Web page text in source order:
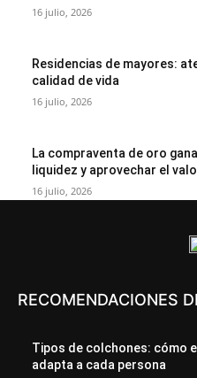
16 julio, 2026
Residencias de mayores:
calidad de vida
16 julio, 2026
La compraventa de oro
liquidez y aprovechar el
16 julio, 2026
RECOMENDACIONES
Tipos de colchones: cómo
adapta a cada persona